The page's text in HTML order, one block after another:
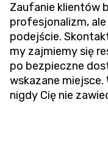
Zaufanie klientów
profesjonalizm,
podejście.
my zajmiemy się
po bezpieczne
wskazane
nigdy Cię nie